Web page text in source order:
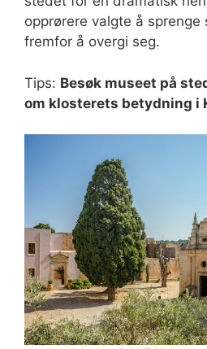
opprørere valgte å sprenge
fremfor å overgi seg.
Tips: Besøk museet på
om klosterets betydning i